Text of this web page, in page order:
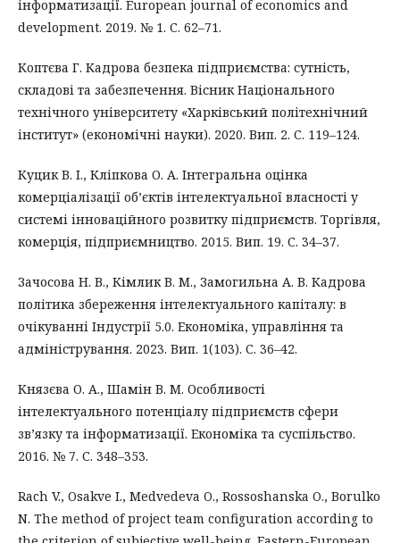
інформатизації. European journal of economics and
development. 2019. № 1. С. 62–71.
Коптєва Г. Кадрова безпека підприємства: сутність,
складові та забезпечення. Вісник Національного
технічного університету «Харківський політехнічний
інститут» (економічні науки). 2020. Вип. 2. С. 119–124.
Куцик В. І., Кліпкова О. А. Інтегральна оцінка
комерціалізації об’єктів інтелектуальної власності у
системі інноваційного розвитку підприємств. Торгівля,
комерція, підприємництво. 2015. Вип. 19. С. 34–37.
Зачосова Н. В., Кімлик В. М., Замогильна А. В. Кадрова
політика збереження інтелектуального капіталу: в
очікуванні Індустрії 5.0. Економіка, управління та
адміністрування. 2023. Вип. 1(103). С. 36–42.
Князєва О. А., Шамін В. М. Особливості
інтелектуального потенціалу підприємств сфери
зв’язку та інформатизації. Економіка та суспільство.
2016. № 7. С. 348–353.
Rach V., Osakve I., Medvedeva O., Rossoshanska O., Borulko
N. The method of project team configuration according to